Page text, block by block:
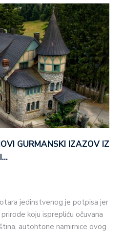
GURMANSKI IZAZOV IZ
jedinstvenog je potpisa jer
koju isprepliću očuvana
autohtone namirnice ovog